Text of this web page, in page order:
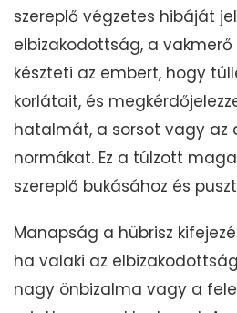
szereplő végzetes hibáját
elbizakodottság, a
készteti az embert, hogy
korlátait, és
hatalmát, a sorsot vagy az
normákat. Ez a túlzott
szereplő bukásához és
Manapság a hübrisz
ha valaki az
nagy önbizalma vagy a